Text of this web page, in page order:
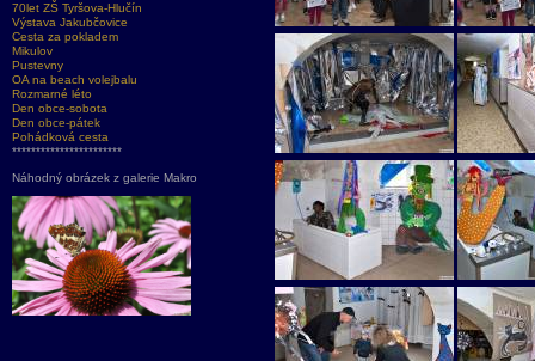
70let ZŠ Tyršova-Hlučín
Výstava Jakubčovice
Cesta za pokladem
Mikulov
Pustevny
OA na beach volejbalu
Rozmarné léto
Den obce-sobota
Den obce-pátek
Pohádková cesta
***********************
Náhodný obrázek z galerie Makro